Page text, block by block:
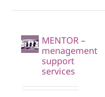
MENTOR –
menagement
support
services